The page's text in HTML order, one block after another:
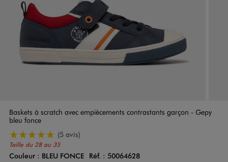
Baskets à scratch avec empiècements contrastants garçon - Gepy
bleu fonce
Taille du 28 au 35
5/5 de moyenne(5 avis)
Couleur
Couleur : BLEU FONCE Réf. : 50064628